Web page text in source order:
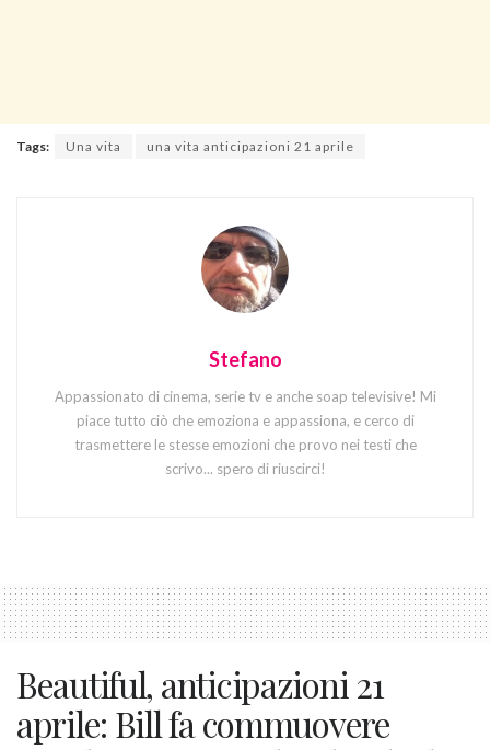
Tags: Una vita una vita anticipazioni 21 aprile
Stefano
Appassionato di cinema, serie tv e anche soap televisive! Mi
piace tutto ciò che emoziona e appassiona, e cerco di
trasmettere le stesse emozioni che provo nei testi che
scrivo... spero di riuscirci!
Beautiful, anticipazioni 21
aprile: Bill fa commuovere